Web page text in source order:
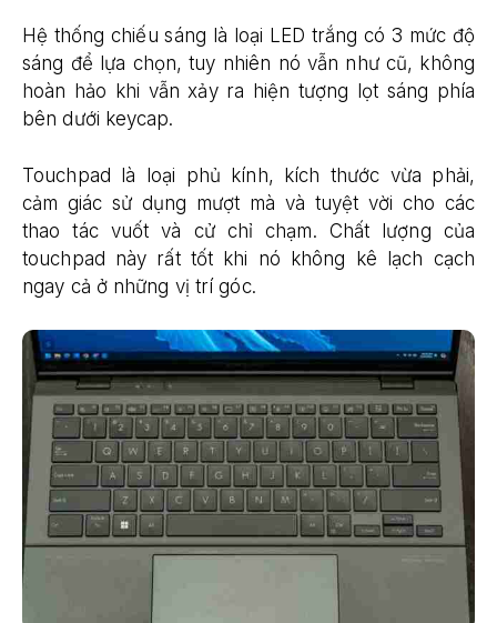
Hệ thống chiếu sáng là loại LED trắng có 3 mức độ
sáng để lựa chọn, tuy nhiên nó vẫn như cũ, không
hoàn hảo khi vẫn xảy ra hiện tượng lọt sáng phía
bên dưới keycap.
Touchpad là loại phủ kính, kích thước vừa phải,
cảm giác sử dụng mượt mà và tuyệt vời cho các
thao tác vuốt và cử chỉ chạm. Chất lượng của
touchpad này rất tốt khi nó không kê lạch cạch
ngay cả ở những vị trí góc.